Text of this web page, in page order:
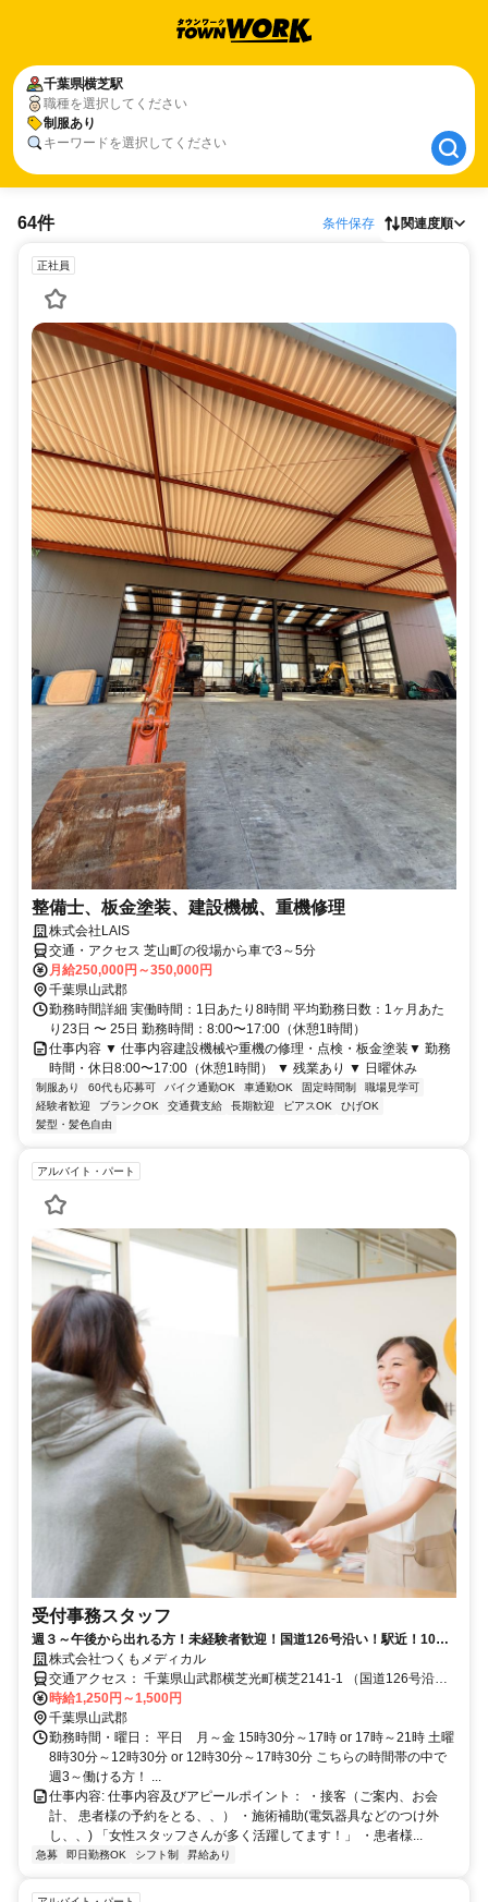
千葉県横芝駅
職種を選択してください
制服あり
キーワードを選択してください
千葉県横芝駅
制服あり
64件 条件保存 関連度順
正社員
整備士、板金塗装、建設機械、重機修理
株式会社LAIS
交通・アクセス 芝山町の役場から車で3～5分
月給250,000円～350,000円
千葉県山武郡
勤務時間詳細 実働時間：1日あたり8時間 平均勤務日数：1ヶ月あた
り23日 〜 25日 勤務時間：8:00〜17:00（休憩1時間）
仕事内容 ▼ 仕事内容建設機械や重機の修理・点検・板金塗装▼ 勤務
時間・休日8:00〜17:00（休憩1時間） ▼ 残業あり ▼ 日曜休み
制服あり 60代も応募可 バイク通勤OK 車通勤OK 固定時間制
職場見学可
経験者歓迎
ブランクOK 交通費支給 長期歓迎 ピアスOK
ひげOK
髪型・髪色自由
アルバイト・パート
受付事務スタッフ
週３～午後から出れる方！未経験者歓迎！国道126号沿い！駅近！10代
～50代の方が活躍中！健康知識も習得出来ます！
株式会社つくもメディカル
交通アクセス： 千葉県山武郡横芝光町横芝2141-1 （国道126号沿
い） JR総武本線横芝駅 徒歩7分 アクセス: JR総武本線 横芝駅 徒
歩7分 国道126号沿い、山崎病院の隣 店舗前、後ろに駐車場10台以上
完備。
時給1,250円～1,500円
千葉県山武郡
勤務時間・曜日： 平日 月～金 15時30分～17時 or 17時～21時 土曜
8時30分～12時30分 or 12時30分～17時30分 こちらの時間帯の中で
週3～働ける方！ ...
仕事内容: 仕事内容及びアピールポイント： ・接客（ご案内、お会
計、 患者様の予約をとる、、） ・施術補助(電気器具などのつけ外
し、、) 「女性スタッフさんが多く活躍してます！」 ・患者様...
急募 即日勤務OK シフト制 昇給あり